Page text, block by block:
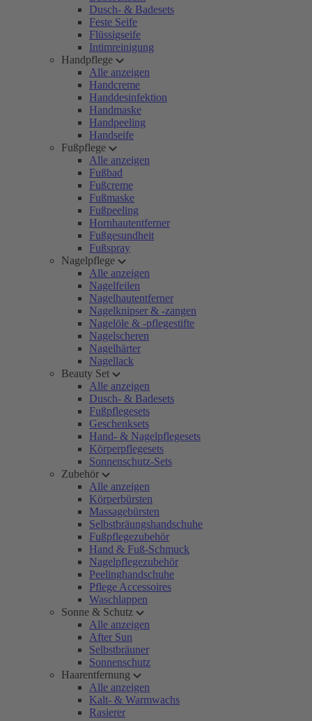
Dusch- & Badesets
Feste Seife
Flüssigseife
Intimreinigung
Handpflege
Alle anzeigen
Handcreme
Handdesinfektion
Handmaske
Handpeeling
Handseife
Fußpflege
Alle anzeigen
Fußbad
Fußcreme
Fußmaske
Fußpeeling
Hornhautentferner
Fußgesundheit
Fußspray
Nagelpflege
Alle anzeigen
Nagelfeilen
Nagelhautentferner
Nagelknipser & -zangen
Nagelöle & -pflegestifte
Nagelscheren
Nagelhärter
Nagellack
Beauty Set
Alle anzeigen
Dusch- & Badesets
Fußpflegesets
Geschenksets
Hand- & Nagelpflegesets
Körperpflegesets
Sonnenschutz-Sets
Zubehör
Alle anzeigen
Körperbürsten
Massagebürsten
Selbstbräungshandschuhe
Fußpflegezubehör
Hand & Fuß-Schmuck
Nagelpflegezubehör
Peelinghandschuhe
Pflege Accessoires
Waschlappen
Sonne & Schutz
Alle anzeigen
After Sun
Selbstbräuner
Sonnenschutz
Haarentfernung
Alle anzeigen
Kalt- & Warmwachs
Rasierer